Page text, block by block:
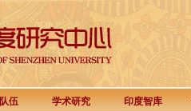
伍 学术研究 印度智库